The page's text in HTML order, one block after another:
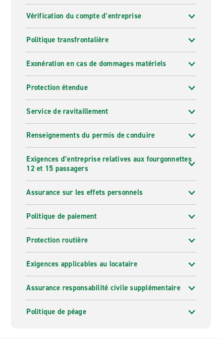
Vérification du compte d’entreprise
Politique transfrontalière
Exonération en cas de dommages matériels
Protection étendue
Service de ravitaillement
Renseignements du permis de conduire
Exigences d’entreprise relatives aux fourgonnettes
12 et 15 passagers
Assurance sur les effets personnels
Politique de paiement
Protection routière
Exigences applicables au locataire
Assurance responsabilité civile supplémentaire
Politique de péage